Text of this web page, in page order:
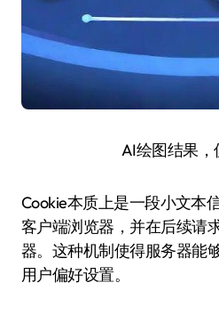
AI绘图结果，
Cookie本质上是一段小文本
客户端浏览器，并在后续请
器。这种机制使得服务器能
用户偏好设置。